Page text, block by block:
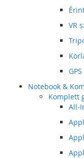
VR
Notebook &
Komplett
All-